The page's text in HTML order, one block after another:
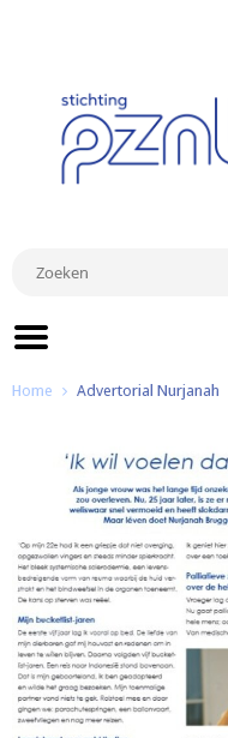
Home Advertorial Nurjanah